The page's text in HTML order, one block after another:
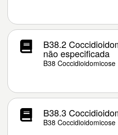
B38.2
não especificada
B38 Coccidioidomicose
B38.3
B38 Coccidioidomicose